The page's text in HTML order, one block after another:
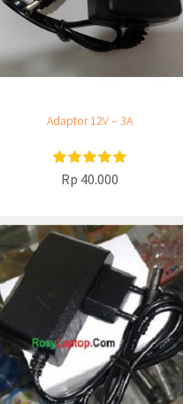
Adaptor 12V – 3A
Rp 40.000